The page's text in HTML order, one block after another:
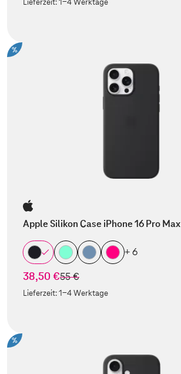
Lieferzeit:1-4 Werktage
%
Apple Silikon Case iPhone 16 Pro Max
+ 6
38,50 €statt
55 €
Lieferzeit:1-4 Werktage
%